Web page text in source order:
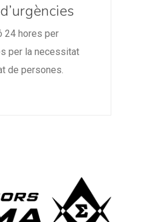
24 hores per
per la necessitat
de persones.